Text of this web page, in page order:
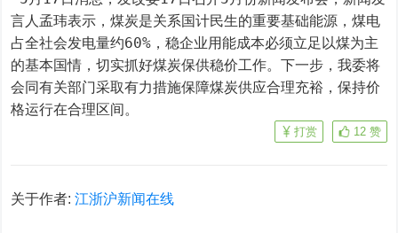
言人孟玮表示，煤炭是关系国计民生的重要基础能源，煤电
占全社会发电量约60%，稳企业用能成本必须立足以煤为主
的基本国情，切实抓好煤炭保供稳价工作。下一步，我委将
会同有关部门采取有力措施保障煤炭供应合理充裕，保持价
格运行在合理区间。
12 赞
打赏
关于作者:江浙沪新闻在线